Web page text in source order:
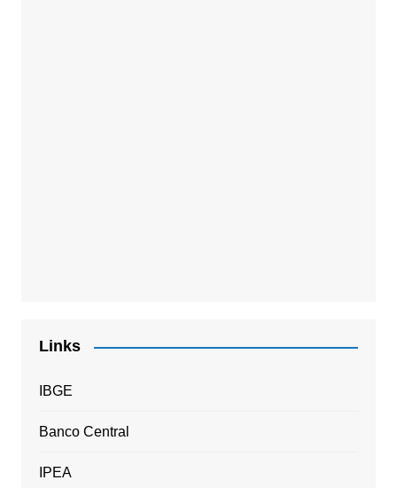
Links
IBGE
Banco Central
IPEA